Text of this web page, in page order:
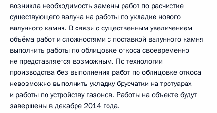
возникла необходимость замены работ по расчистке
существующего валуна на работы по укладке нового
валунного камня. В связи с существенным увеличением
объёма работ и сложностями с поставкой валунного камня
выполнить работы по облицовке откоса своевременно
не представляется возможным. По технологии
производства без выполнения работ по облицовке откоса
невозможно выполнить укладку брусчатки на тротуарах
и работы по устройству газонов. Работы на объекте будут
завершены в декабре 2014 года.